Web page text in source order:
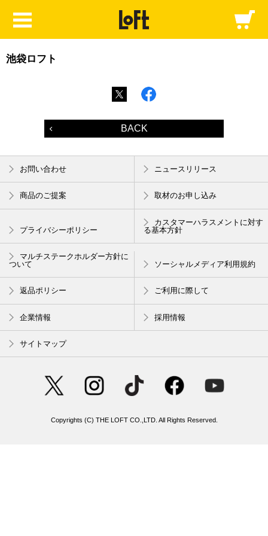
池袋ロフト
BACK
お問い合わせ ニュースリリース
商品のご提案 取材のお申し込み
プライバシーポリシー
カスタマーハラスメントに対す
る基本方針
マルチステークホルダー方針に
ついて
ソーシャルメディア利用規約
返品ポリシー ご利用に際して
企業情報 採用情報
サイトマップ
Copyrights (C) THE LOFT CO.,LTD. All Rights Reserved.